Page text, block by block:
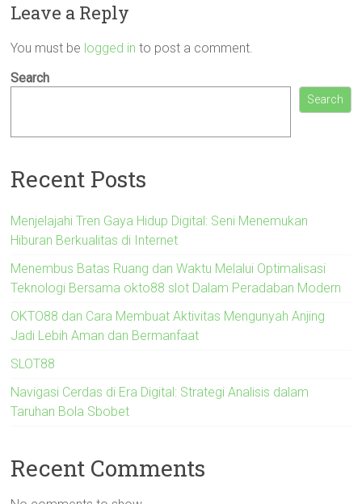
Leave a Reply
You must be logged in to post a comment.
Search
Search
Recent Posts
Menjelajahi Tren Gaya Hidup Digital: Seni Menemukan
Hiburan Berkualitas di Internet
Menembus Batas Ruang dan Waktu Melalui Optimalisasi
Teknologi Bersama okto88 slot Dalam Peradaban Modern
OKTO88 dan Cara Membuat Aktivitas Mengunyah Anjing
Jadi Lebih Aman dan Bermanfaat
SLOT88
Navigasi Cerdas di Era Digital: Strategi Analisis dalam
Taruhan Bola Sbobet
Recent Comments